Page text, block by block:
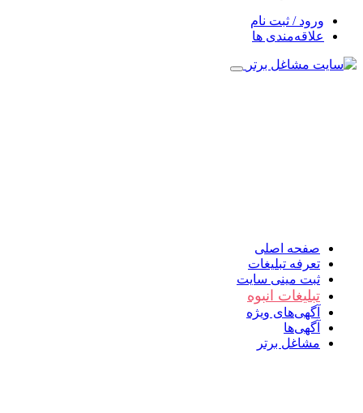
ورود / ثبت نام
علاقه‌مندی ها
صفحه اصلی
تعرفه تبلیغات
ثبت مینی سایت
تبلیغات انبوه
آگهی‌های ویژه
آگهی‌ها
مشاغل برتر